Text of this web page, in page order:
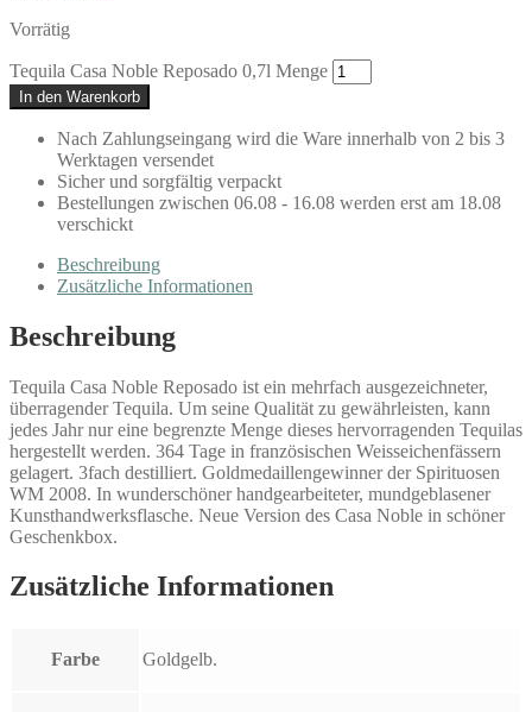
Vorrätig
Tequila Casa Noble Reposado 0,7l Menge
In den Warenkorb
Nach Zahlungseingang wird die Ware innerhalb von 2 bis 3
Werktagen versendet
Sicher und sorgfältig verpackt
Bestellungen zwischen 06.08 - 16.08 werden erst am 18.08
verschickt
Beschreibung
Zusätzliche Informationen
Beschreibung
Tequila Casa Noble Reposado ist ein mehrfach ausgezeichneter,
überragender Tequila. Um seine Qualität zu gewährleisten, kann
jedes Jahr nur eine begrenzte Menge dieses hervorragenden Tequilas
hergestellt werden. 364 Tage in französischen Weisseichenfässern
gelagert. 3fach destilliert. Goldmedaillengewinner der Spirituosen
WM 2008. In wunderschöner handgearbeiteter, mundgeblasener
Kunsthandwerksflasche. Neue Version des Casa Noble in schöner
Geschenkbox.
Zusätzliche Informationen
Farbe Goldgelb.